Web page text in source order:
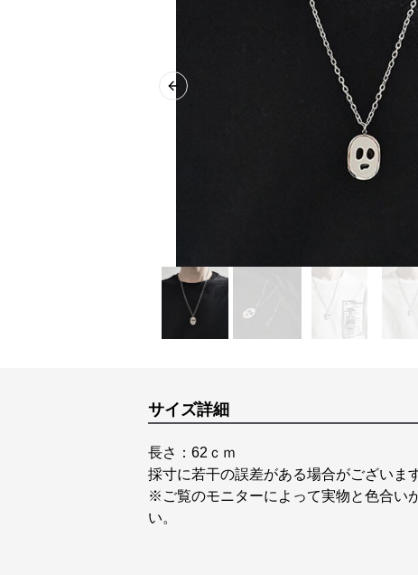
Previous slide
サイズ詳細
長さ：62ｃｍ
採寸に若干の誤差がある場合がございま
※ご覧のモニターによって実物と色合い
い。